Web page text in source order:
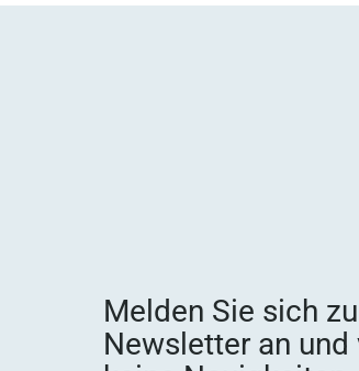
Melden Sie sich
Newsletter an und